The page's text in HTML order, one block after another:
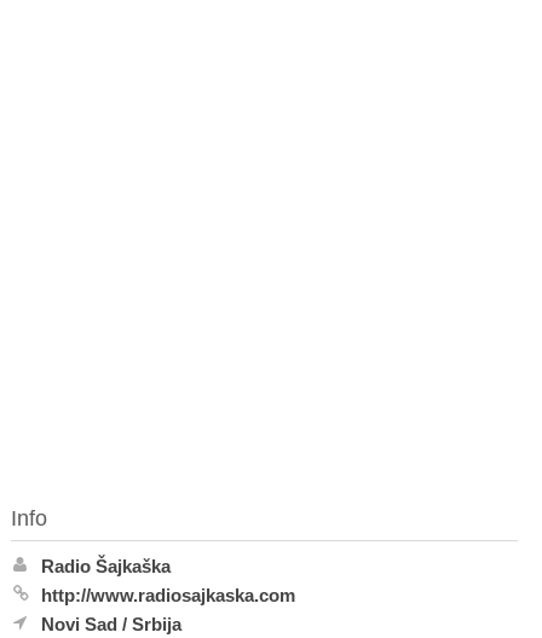
Info
Radio Šajkaška
http://www.radiosajkaska.com
Novi Sad / Srbija